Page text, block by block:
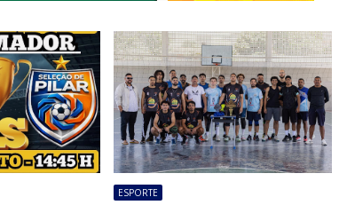
ESPORTE